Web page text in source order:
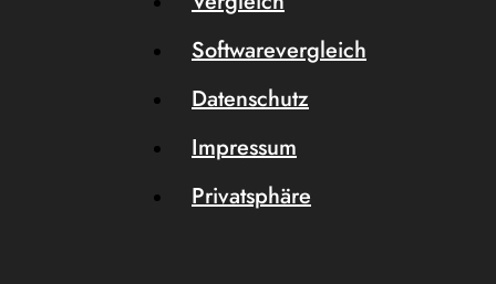
Softwarevergleich
Datenschutz
Impressum
Privatsphäre